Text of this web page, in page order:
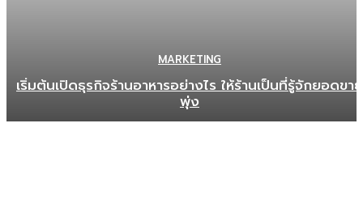
MARKETING
เริ่มต้นเปิดธุรกิจร้านอาหารอย่างไร ให้ร้านเป็นที่รู้จักยอดขาย
พุ่ง